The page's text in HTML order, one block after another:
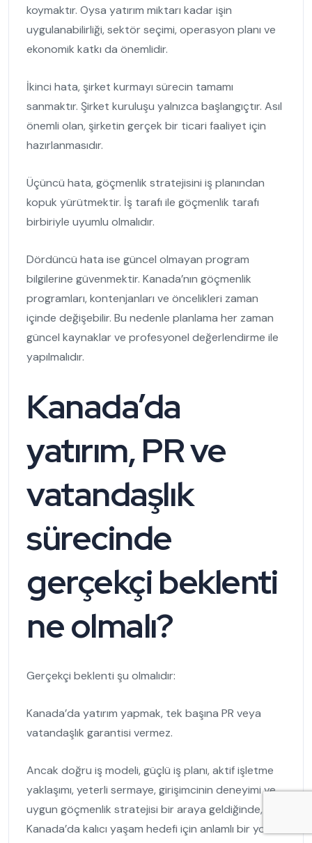
koymaktır. Oysa yatırım miktarı kadar işin
uygulanabilirliği, sektör seçimi, operasyon planı ve
ekonomik katkı da önemlidir.
İkinci hata, şirket kurmayı sürecin tamamı
sanmaktır. Şirket kuruluşu yalnızca başlangıçtır. Asıl
önemli olan, şirketin gerçek bir ticari faaliyet için
hazırlanmasıdır.
Üçüncü hata, göçmenlik stratejisini iş planından
kopuk yürütmektir. İş tarafı ile göçmenlik tarafı
birbiriyle uyumlu olmalıdır.
Dördüncü hata ise güncel olmayan program
bilgilerine güvenmektir. Kanada’nın göçmenlik
programları, kontenjanları ve öncelikleri zaman
içinde değişebilir. Bu nedenle planlama her zaman
güncel kaynaklar ve profesyonel değerlendirme ile
yapılmalıdır.
Kanada’da
yatırım, PR ve
vatandaşlık
sürecinde
gerçekçi beklenti
ne olmalı?
Gerçekçi beklenti şu olmalıdır:
Kanada’da yatırım yapmak, tek başına PR veya
vatandaşlık garantisi vermez.
Ancak doğru iş modeli, güçlü iş planı, aktif işletme
yaklaşımı, yeterli sermaye, girişimcinin deneyimi ve
uygun göçmenlik stratejisi bir araya geldiğinde,
Kanada’da kalıcı yaşam hedefi için anlamlı bir yol